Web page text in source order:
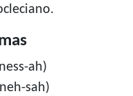
ah)
sah)